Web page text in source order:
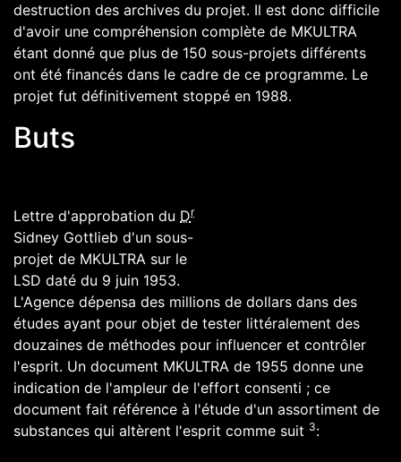
destruction des archives du projet. Il est donc difficile
d'avoir une compréhension complète de MKULTRA
étant donné que plus de 150 sous-projets différents
ont été financés dans le cadre de ce programme. Le
projet fut définitivement stoppé en 1988.
Buts
Lettre d'approbation du Dr
Sidney Gottlieb d'un sous-
projet de MKULTRA sur le
LSD daté du 9 juin 1953.
L'Agence dépensa des millions de dollars dans des
études ayant pour objet de tester littéralement des
douzaines de méthodes pour influencer et contrôler
l'esprit. Un document MKULTRA de 1955 donne une
indication de l'ampleur de l'effort consenti ; ce
document fait référence à l'étude d'un assortiment de
substances qui altèrent l'esprit comme suit 3: